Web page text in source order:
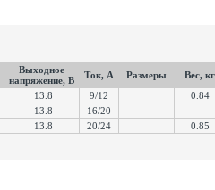
Выходное
напряжение, В
Ток, А Размеры
Вес,
13.8 9/12
0.84
13.8
16/20
13.8 20/24 0.85